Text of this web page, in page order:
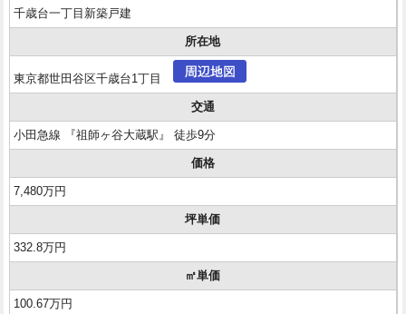
千歳台一丁目新築戸建
所在地
東京都世田谷区千歳台1丁目
交通
小田急線 『祖師ヶ谷大蔵駅』 徒歩9分
価格
7,480万円
坪単価
332.8万円
㎡単価
100.67万円